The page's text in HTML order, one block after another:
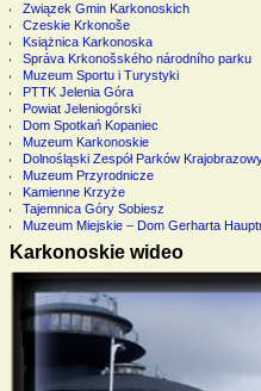
Związek Gmin Karkonoskich
Czeskie Krkonoše
Książnica Karkonoska
Správa Krkonošského národního parku
Muzeum Sportu i Turystyki
PTTK Jelenia Góra
Powiat Jeleniogórski
Dom Spotkań Kopaniec
Muzeum Karkonoskie
Dolnośląski Zespół Parków
Muzeum Przyrodnicze
Kamienne Krzyże
Tajemnica Góry Sobiesz
Muzeum Miejskie – Dom Gerharta
Karkonoskie wideo